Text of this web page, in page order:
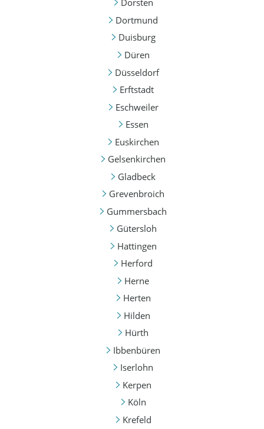
Dorsten
Dortmund
Duisburg
Düren
Düsseldorf
Erftstadt
Eschweiler
Essen
Euskirchen
Gelsenkirchen
Gladbeck
Grevenbroich
Gummersbach
Gütersloh
Hattingen
Herford
Herne
Herten
Hilden
Hürth
Ibbenbüren
Iserlohn
Kerpen
Köln
Krefeld